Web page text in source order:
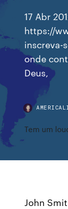
17 Abr
https://
inscreva-
onde
Deus,
Tem um
John